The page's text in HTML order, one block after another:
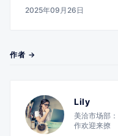
2025年09月26日
作者 →
Lily
美洽市场部
作欢迎来撩